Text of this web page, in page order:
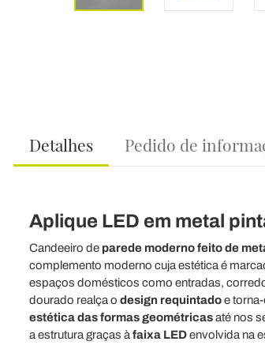
Detalhes Pedido de
Aplique LED em metal
Candeeiro de parede moderno feito de
complemento moderno cuja estética é
espaços domésticos como entradas,
dourado realça o design requintadoe torna-
estética das formas geométricasaté nos
a estrutura graças à faixa LEDenvolvida na